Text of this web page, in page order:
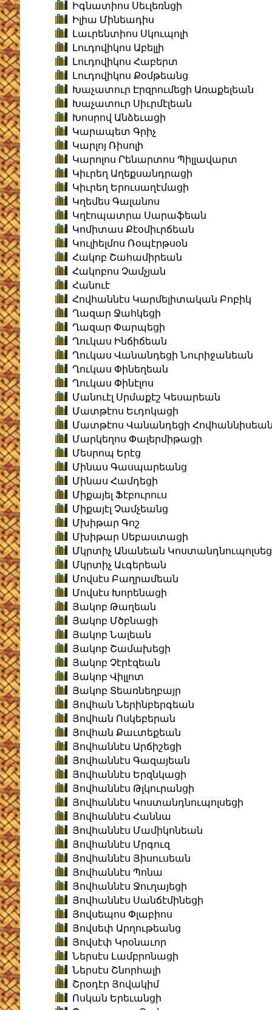
Իգնատիոս Սեւլեռնցի
Իլիա Մինեադիս
Լաւրենտիոս Սկուպոլի
Լուդովիկոս Աբելլի
Լուդովիկոս Հաբերտ
Լուդովիկոս Քօմթեանց
Խաչատուր Էրզրումեցի Առաքելեան
Խաչատուր Սիւրմէլեան
Խոսրով Անձեւացի
Կարապետ Գրիչ
Կարլոյ Ռիսոլի
Կարոլոս Րենարտոս Պիլլավարտ
Կիւրեղ Աղեքսանդրացի
Կիւրեղ Երուսաղէմացի
Կղեմես Գալանոս
Կղէոպատրա Սարաֆեան
Կոմիտաս Քէօմիւրճեան
Կուլիելմոս Ռօպէրթսօն
Հակոբ Շահամիրեան
Հակոբոս Չամչյան
Հանուէ
Հովհաննէս Կարմելիտական Բոբիկ
Ղազար Ջահկեցի
Ղազար Փարպեցի
Ղուկաս Ինճիճեան
Ղուկաս Վանանդեցի Նուրիջանեան
Ղուկաս Փինեղեան
Ղուկաս Փինէլոս
Մանուէլ Սրմաքէշ Կեսարեան
Մատթէոս Եւդոկացի
Մատթէոս Վանանդեցի
Մարկեղոս Փալերմիթացի
Մեսրոպ Երէց
Մինաս Գասպարեանց
Մինաս Համդեցի
Միքայել Ֆէբուրուս
Միքայէլ Չամչեանց
Մխիթար Գոշ
Մխիթար Սեբաստացի
Մկրտիչ Անանեան
Մկրտիչ Աւգերեան
Մովսէս Բաղրամեան
Մովսէս Խորենացի
Յակոբ Թաղեան
Յակոբ Մծբնացի
Յակոբ Նալեան
Յակոբ Շամախեցի
Յակոբ Չէրէզեան
Յակոբ Վիլլոտ
Յակոբ Տեառնեղբայր
Յովհան Ներինբերգեան
Յովհան Ոսկեբերան
Յովհան Քաւտեքեան
Յովհաննէս Արճիշեցի
Յովհաննէս Գազայեան
Յովհաննէս Երզնկացի
Յովհաննէս Թլկուրանցի
Յովհաննէս Կոստանդնուպոլսեցի
Յովհաննէս Հաննա
Յովհաննէս Մամիկոնեան
Յովհաննէս Մրգուզ
Յովհաննէս Յիսուսեան
Յովհաննէս Պոնա
Յովհաննէս Ջուղայեցի
Յովհաննէս Սանճէմինեցի
Յովսեպոս Փլաբիոս
Յովսեփ Արղութեանց
Յովսէփ Կրօնաւոր
Ներսէս Լամբրոնացի
Ներսէս Շնորհալի
Շրօդէր Յովակիմ
Ոսկան Երեւանցի